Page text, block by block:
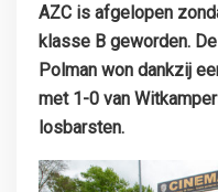
AZC is afgelopen
klasse B geworden.
Polman won dankzij
met 1-0 van
losbarsten.